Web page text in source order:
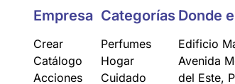
Empresa
Crear
Catálogo
Acciones
Categorías
Perfumes
Hogar
Cuidado
Donde
Edificio
Avenida
del Este,